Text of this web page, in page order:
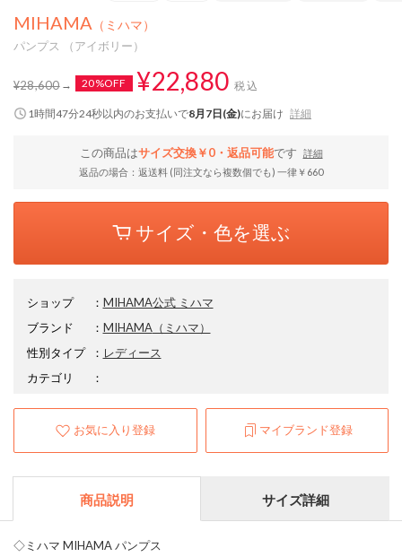
MIHAMA （ミハマ）
パンプス （アイボリー）
¥28,600 20%OFF ¥22,880 税込
1時間47分24秒以内のお支払いで8月7日(金)にお届け 詳細
この商品はサイズ交換￥0・返品可能です
詳細
返品の場合：返送料 (同注文なら複数個でも) 一律￥660
サイズ・色を選ぶ
ショップ ： MIHAMA公式 ミハマ
ブランド
： MIHAMA（ミハマ）
性別タイプ
： レディース
カテゴリ
：
お気に入り登録 マイブランド登録
商品説明 サイズ詳細
◇ミハマ MIHAMA パンプス